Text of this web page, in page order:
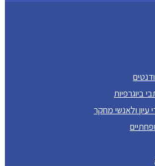
ביוגרפיות
ולאנשי מחקר